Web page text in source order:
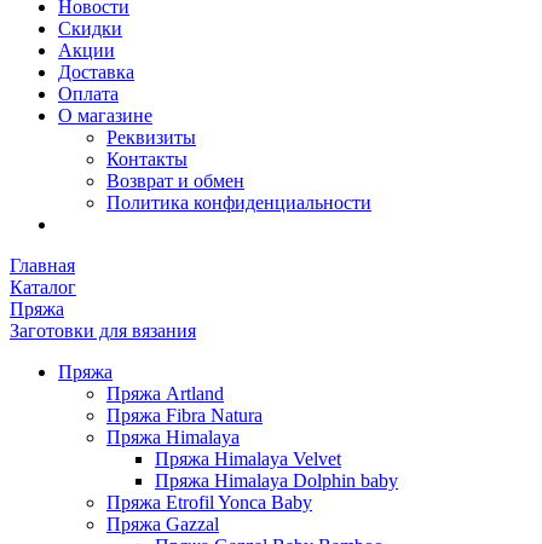
Новости
Скидки
Акции
Доставка
Оплата
О магазине
Реквизиты
Контакты
Возврат и обмен
Политика конфиденциальности
Главная
Каталог
Пряжа
Заготовки для вязания
Пряжа
Пряжа Artland
Пряжа Fibra Natura
Пряжа Himalaya
Пряжа Himalaya Velvet
Пряжа Himalaya Dolphin baby
Пряжа Etrofil Yonca Baby
Пряжа Gazzal